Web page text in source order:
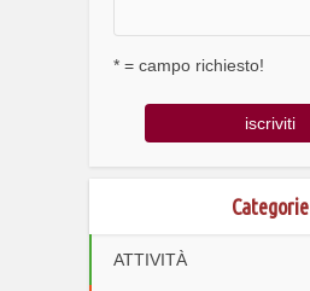
* = campo richiesto!
Categorie
ATTIVITÀ